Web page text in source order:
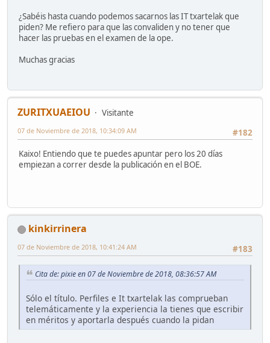
¿Sabéis hasta cuando podemos sacarnos las IT txartelak que
piden? Me refiero para que las convaliden y no tener que
hacer las pruebas en el examen de la ope.
Muchas gracias
ZURITXUAEIOU
Visitante
#182
07 de Noviembre de 2018, 10:34:09 AM
Kaixo! Entiendo que te puedes apuntar pero los 20 días
empiezan a correr desde la publicación en el BOE.
kinkirrinera
#183
07 de Noviembre de 2018, 10:41:24 AM
Cita de: pixie en 07 de Noviembre de 2018, 08:36:57 AM
Sólo el título. Perfiles e It txartelak las comprueban
telemáticamente y la experiencia la tienes que escribir
en méritos y aportarla después cuando la pidan